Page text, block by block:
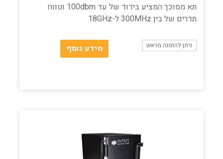
תא מסוכך המציע בידוד של עד 100dbm וטווח
תדרים של בין 300MHz ל-18GHz
ניתן להזמנה מראש מידע נוסף